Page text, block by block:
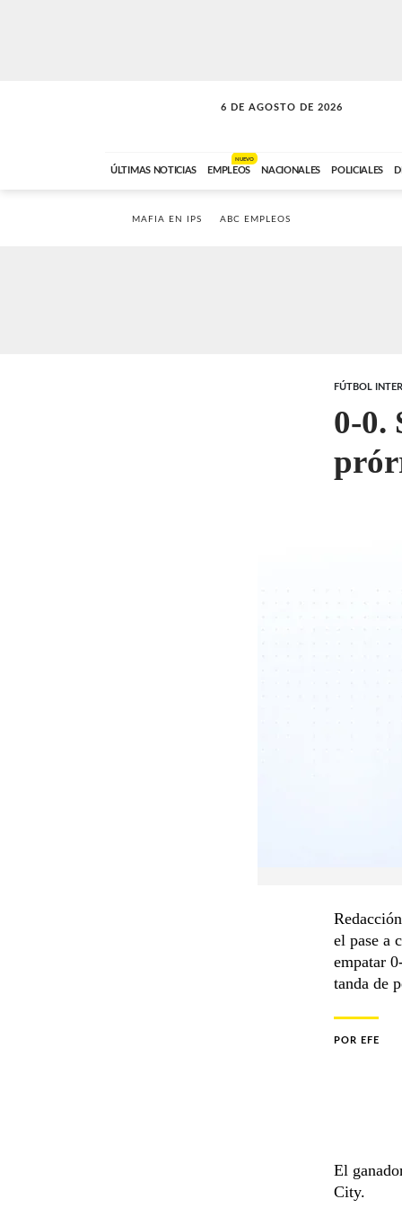
6 DE AGOSTO DE 2026
LA MOVIDA
ÚLTIMAS NOTICIAS EMPLEOS
NUEVO
NACIONALES POLICIALES
MAFIA EN IPS ABC EMPLEOS
FÚTBOL
0-0.
el pase a
empatar
tanda de
POR EFE
El
City.